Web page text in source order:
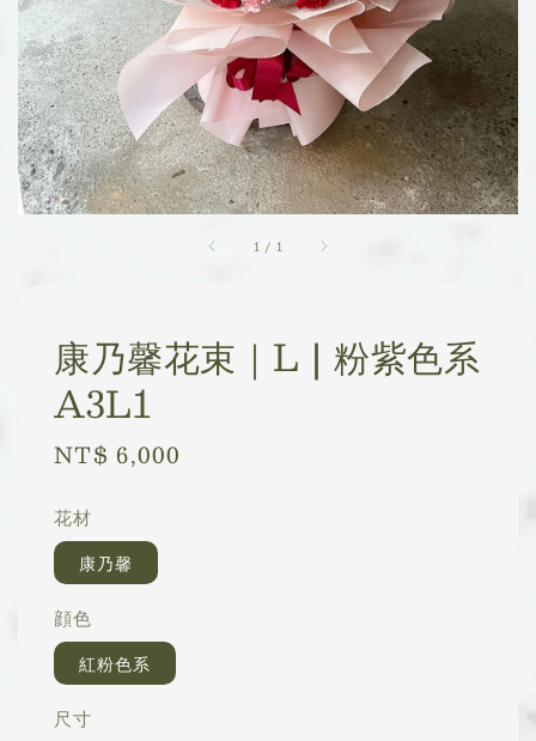
1 / 1
康乃馨花束｜L | 粉紫色系
A3L1
Regular
NT$ 6,000
花材
康乃馨
顔色
紅粉色系
尺寸